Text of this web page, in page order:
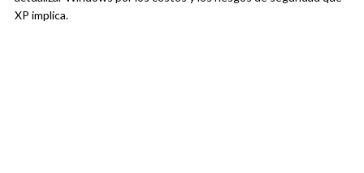
XP implica.